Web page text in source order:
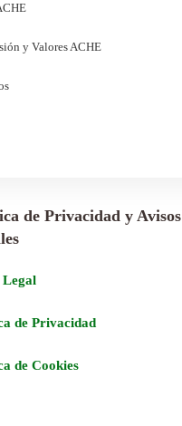
y Valores ACHE
de Privacidad y Avisos
Legal
de Privacidad
de Cookies